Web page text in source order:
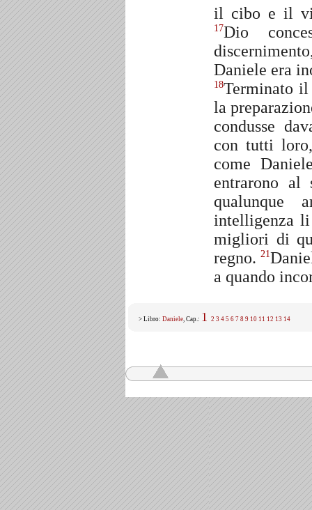
il cibo e il
17Dio
Daniele era
18Terminato il
la
condusse
con tutti
come
entrarono
qualunque
intelligenza
migliori di
regno.21
a quando
> Libro: Daniele, Cap.: 1 2 3 4 5 6 7 8 9 10 11 12 13 14